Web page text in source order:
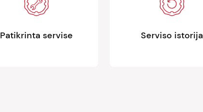
Patikrinta servise Serviso istorija